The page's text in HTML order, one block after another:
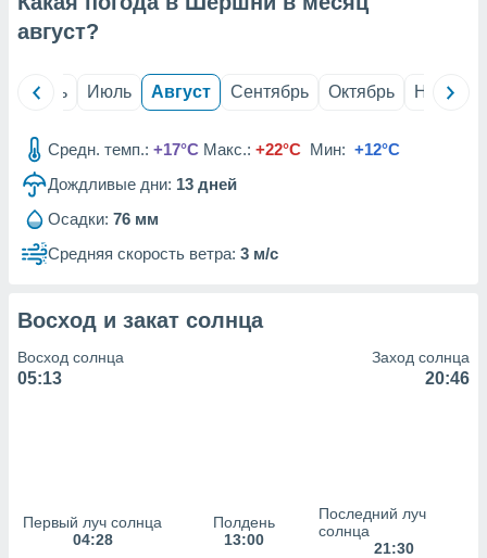
из
данных
наших 1199
август?
Июнь Июль Август Сентябрь Октябрь Ноябрь
Средн. темп.: +17°C Макс.: +22°C Мин: +12°C
Дождливые дни: 13 дней
Осадки: 76 мм
Средняя скорость ветра: 3 м/с
Восход и закат солнца
Восход солнца
05:13
Заход солнца
20:46
Первый луч солнца
04:28
Полдень
13:00
Последний луч
солнца
21:30